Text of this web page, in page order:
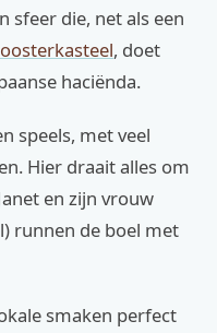
sfeer die, net als een
, doet
haciënda.
speels, met veel
Hier draait alles om
en zijn vrouw
runnen de boel met
smaken perfect